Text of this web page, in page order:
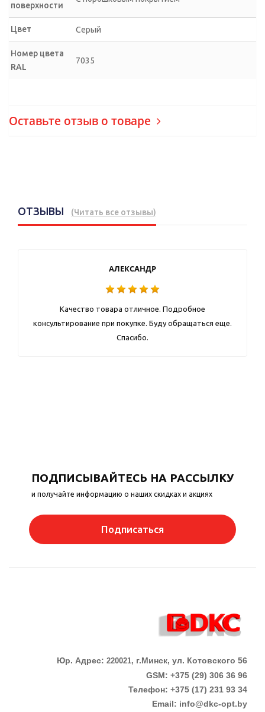
поверхности
Цвет Серый
Номер цвета
RAL
7035
Оставьте отзыв о товаре
ОТЗЫВЫ (Читать все отзывы)
АЛЕКСАНДР
Качество товара отличное. Подробное
консультирование при покупке. Буду обращаться еще.
Спасибо.
ПОДПИСЫВАЙТЕСЬ НА РАССЫЛКУ
и получайте информацию о наших скидках и акциях
Подписаться
Юр. Адрес: 220021, г.Минск, ул. Котовского 56
GSM: +375 (29) 306 36 96
Телефон: +375 (17) 231 93 34
Email: info@dkc-opt.by